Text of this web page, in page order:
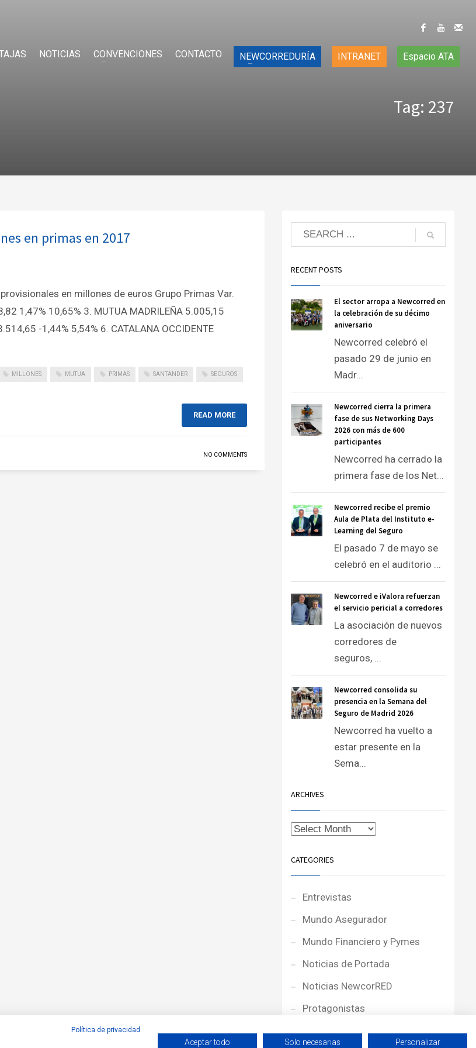
NOTICIAS CONVENCIONES CONTACTO NEWCORREDURÍA INTRANET Espacio ATA
Tag: 237
en primas en 2017
en millones de euros Grupo Primas Var.
1,47% 10,65% 3. MUTUA MADRILEÑA 5.005,15
-1,44% 5,54% 6. CATALANA OCCIDENTE
MILLONES MUTUA PRIMAS SANTANDER SEGUROS
READ MORE
NO COMMENTS
RECENT POSTS
El sector arropa a Newcorred en
la celebración de su décimo
aniversario
Newcorred celebró el
pasado 29 de junio en
Madr...
Newcorred cierra la primera
fase de sus Networking Days
2026 con más de 600
participantes
Newcorred ha cerrado la
primera fase de los Net...
Newcorred recibe el premio
Aula de Plata del Instituto e-
Learning del Seguro
El pasado 7 de mayo se
celebró en el auditorio ...
Newcorred e iValora refuerzan
el servicio pericial a corredores
La asociación de nuevos
corredores de
seguros, ...
Newcorred consolida su
presencia en la Semana del
Seguro de Madrid 2026
Newcorred ha vuelto a
estar presente en la
Sema...
ARCHIVES
CATEGORIES
Entrevistas
Mundo Asegurador
Mundo Financiero y Pymes
Noticias de Portada
Noticias NewcorRED
Protagonistas
Reportajes
Política de privacidad
Aceptar todo Solo necesarias Personalizar